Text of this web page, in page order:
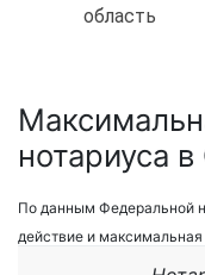
область
нотариуса
По данным Федеральной
действие и